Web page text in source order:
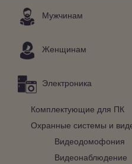
Мужчинам
Женщинам
Электроника
Комплектующие для ПК
Охранные системы и
Видеодомофония
Видеонаблюдение